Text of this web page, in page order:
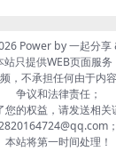
Power by一起分享
站只提供WEB页面服务
，不承担任何由于内
争议和法律责任；
的权益，请发送相关
；
本站将第一时间处理！